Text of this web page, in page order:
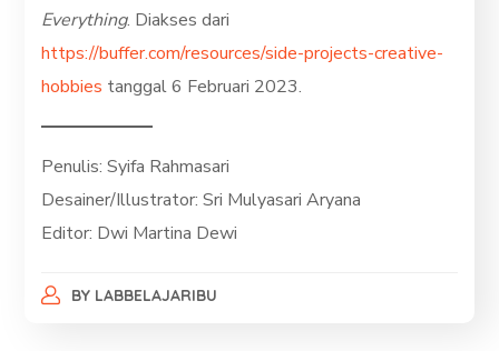
Everything. Diakses dari
https://buffer.com/resources/side-projects-creative-
hobbies tanggal 6 Februari 2023.
Penulis: Syifa Rahmasari
Desainer/Illustrator: Sri Mulyasari Aryana
Editor: Dwi Martina Dewi
BY LABBELAJARIBU